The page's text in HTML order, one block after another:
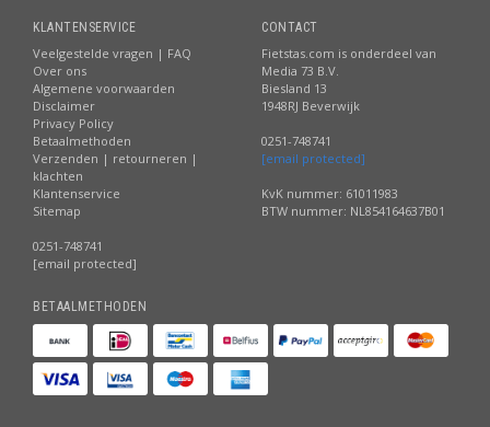
KLANTENSERVICE
Veelgestelde vragen | FAQ
Over ons
Algemene voorwaarden
Disclaimer
Privacy Policy
Betaalmethoden
Verzenden | retourneren |
klachten
Klantenservice
Sitemap
0251-748741
[email protected]
CONTACT
Fietstas.com is onderdeel van
Media 73 B.V.
Biesland 13
1948RJ Beverwijk
0251-748741
[email protected]
KvK nummer: 61011983
BTW nummer: NL854164637B01
BETAALMETHODEN